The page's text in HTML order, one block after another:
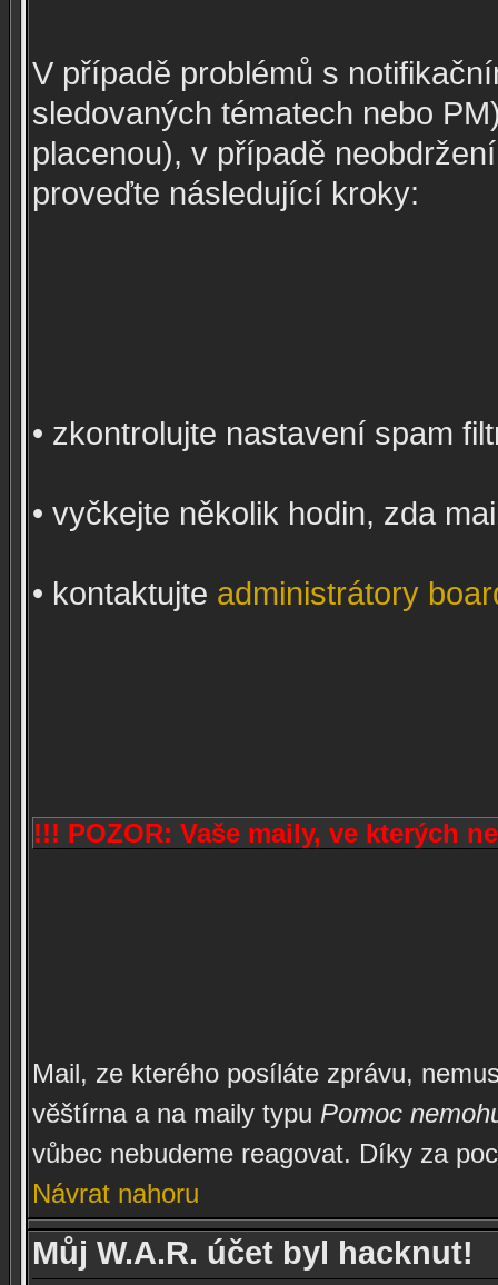
V případě problémů s
sledovaných tématech nebo
placenou), v případě
proveďte následující kroky:
• zkontrolujte nastavení spam
• vyčkejte několik hodin, zda
• kontaktujte administrátory
!!! POZOR: Vaše maily, ve kterých
Mail, ze kterého posíláte zprávu,
věštírna a na maily typu Pomoc
vůbec nebudeme reagovat. Díky za
Návrat nahoru
Můj W.A.R. účet byl hacknut!